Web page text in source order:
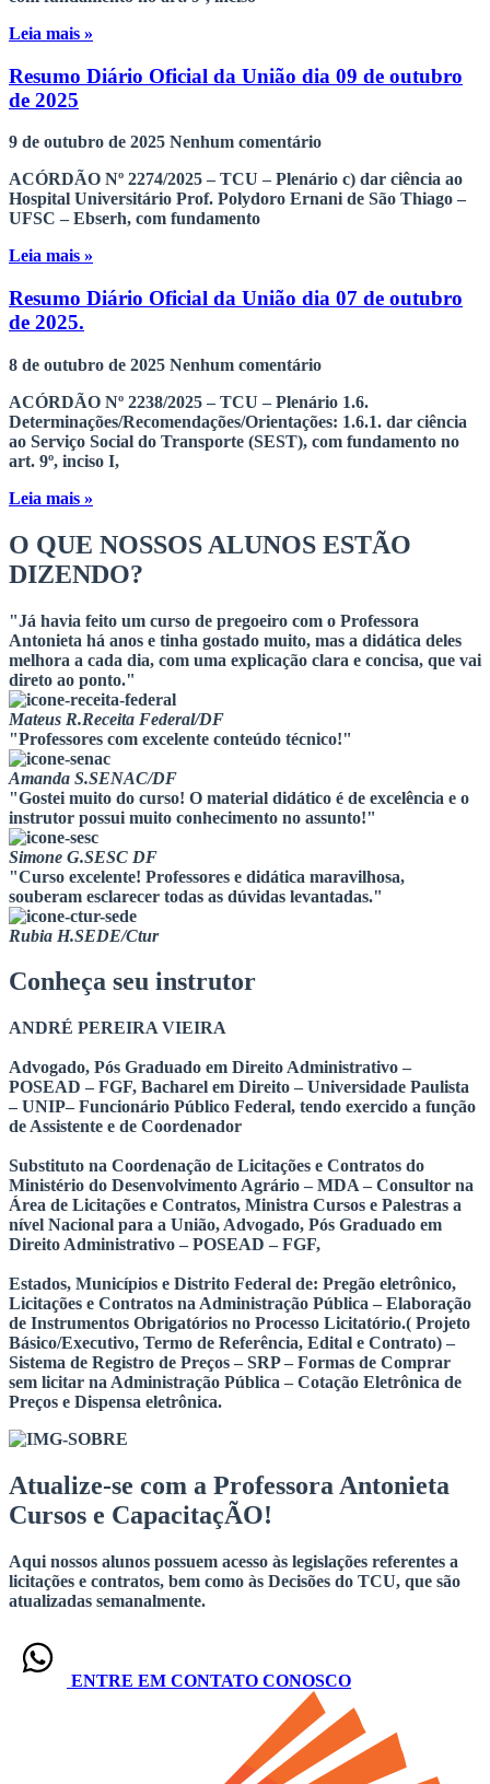
Leia mais »
Resumo Diário Oficial da União dia 09 de outubro
de 2025
9 de outubro de 2025 Nenhum comentário
ACÓRDÃO Nº 2274/2025 – TCU – Plenário c) dar ciência ao
Hospital Universitário Prof. Polydoro Ernani de São Thiago –
UFSC – Ebserh, com fundamento
Leia mais »
Resumo Diário Oficial da União dia 07 de outubro
de 2025.
8 de outubro de 2025 Nenhum comentário
ACÓRDÃO Nº 2238/2025 – TCU – Plenário 1.6.
Determinações/Recomendações/Orientações: 1.6.1. dar ciência
ao Serviço Social do Transporte (SEST), com fundamento no
art. 9º, inciso I,
Leia mais »
O QUE NOSSOS ALUNOS ESTÃO
DIZENDO?
"Já havia feito um curso de pregoeiro com o Professora
Antonieta há anos e tinha gostado muito, mas a didática deles
melhora a cada dia, com uma explicação clara e concisa, que vai
direto ao ponto."
Mateus R.Receita Federal/DF
"Professores com excelente conteúdo técnico!"
Amanda S.SENAC/DF
"Gostei muito do curso! O material didático é de excelência e o
instrutor possui muito conhecimento no assunto!"
Simone G.SESC DF
"Curso excelente! Professores e didática maravilhosa,
souberam esclarecer todas as dúvidas levantadas."
Rubia H.SEDE/Ctur
Conheça seu instrutor
ANDRÉ PEREIRA VIEIRA
Advogado, Pós Graduado em Direito Administrativo –
POSEAD – FGF, Bacharel em Direito – Universidade Paulista
– UNIP– Funcionário Público Federal, tendo exercido a função
de Assistente e de Coordenador
Substituto na Coordenação de Licitações e Contratos do
Ministério do Desenvolvimento Agrário – MDA – Consultor na
Área de Licitações e Contratos, Ministra Cursos e Palestras a
nível Nacional para a União, Advogado, Pós Graduado em
Direito Administrativo – POSEAD – FGF,
Estados, Municípios e Distrito Federal de: Pregão eletrônico,
Licitações e Contratos na Administração Pública – Elaboração
de Instrumentos Obrigatórios no Processo Licitatório.( Projeto
Básico/Executivo, Termo de Referência, Edital e Contrato) –
Sistema de Registro de Preços – SRP – Formas de Comprar
sem licitar na Administração Pública – Cotação Eletrônica de
Preços e Dispensa eletrônica.
Atualize-se com a Professora Antonieta
Cursos e CapacitaçÃO!
Aqui nossos alunos possuem acesso às legislações referentes a
licitações e contratos, bem como às Decisões do TCU, que são
atualizadas semanalmente.
ENTRE EM CONTATO CONOSCO